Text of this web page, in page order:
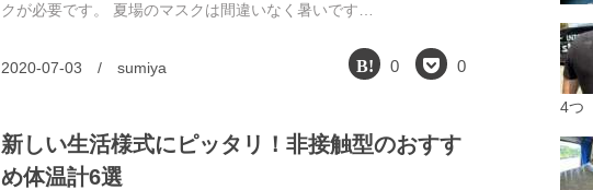
クが必要です。 夏場のマスクは間違いなく暑いです…
2020-07-03 / sumiya 0 0
新しい生活様式にピッタリ！非接触型のおすす
め体温計6選
4つ